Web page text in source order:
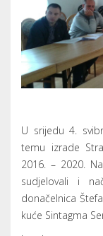
U srijedu 4.
temu izrade
2016. – 2020.
sudjelovali i
donačelnica
kuće Sintagma